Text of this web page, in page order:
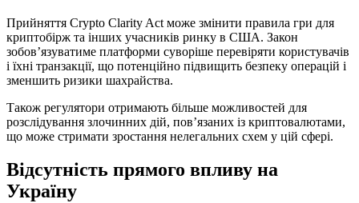
Прийняття Crypto Clarity Act може змінити правила гри для
криптобірж та інших учасників ринку в США. Закон
зобов’язуватиме платформи суворіше перевіряти користувачів
і їхні транзакції, що потенційно підвищить безпеку операцій і
зменшить ризики шахрайства.
Також регулятори отримають більше можливостей для
розслідування злочинних дій, пов’язаних із криптовалютами,
що може стримати зростання нелегальних схем у цій сфері.
Відсутність прямого впливу на
Україну